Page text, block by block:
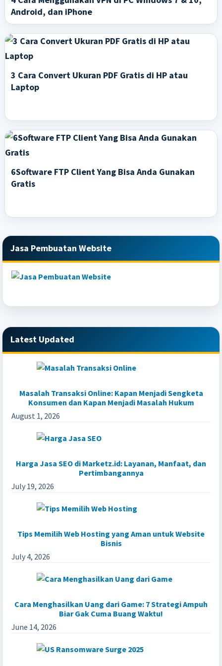
Android, dan iPhone
3 Cara Convert Ukuran PDF Gratis di HP atau
Laptop
6Software FTP Client Yang Bisa Anda Gunakan
Gratis
Primary
Sidebar
Jasa Pembuatan Website
Latest Updated
Masalah Transaksi Online: Kapan Menjadi Sengketa
Konsumen dan Kapan Menjadi Masalah Hukum
August 1, 2026
Harga Jasa SEO di Marketz.id: Layanan, Manfaat, dan
Pertimbangannya
July 19, 2026
Tips Memilih Web Hosting yang Aman untuk Website
Bisnis
July 4, 2026
Cara Menghasilkan Uang dari Game: 7 Strategi Ampuh
Biar Gak Cuma Buang Waktu!
June 14, 2026